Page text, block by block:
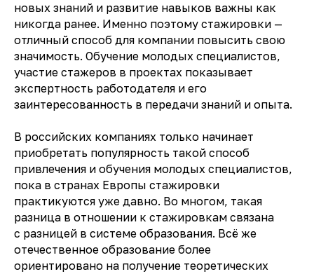
новых знаний и развитие навыков важны как
никогда ранее. Именно поэтому стажировки —
отличный способ для компании повысить свою
значимость. Обучение молодых специалистов,
участие стажеров в проектах показывает
экспертность работодателя и его
заинтересованность в передачи знаний и опыта.
В российских компаниях только начинает
приобретать популярность такой способ
привлечения и обучения молодых специалистов,
пока в странах Европы стажировки
практикуются уже давно. Во многом, такая
разница в отношении к стажировкам связана
с разницей в системе образования. Всё же
отечественное образование более
ориентировано на получение теоретических